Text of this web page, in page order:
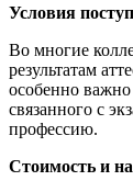
Условия
Во многие
результатам
особенно важно
связанного с
профессию.
Стоимость и